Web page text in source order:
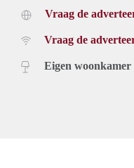
Vraag de
Vraag de
Eigen woonkamer